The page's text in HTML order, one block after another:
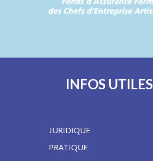
INFOS UTILES
JURIDIQUE
PRATIQUE